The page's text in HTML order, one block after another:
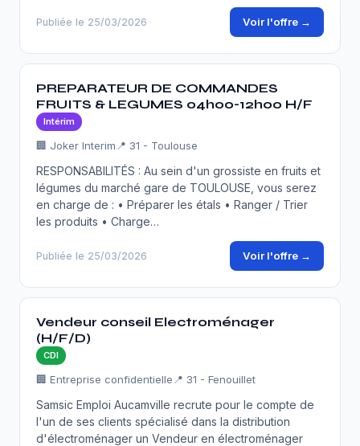
Publiée le 25/03/2026 Voir l'offre →
PREPARATEUR DE COMMANDES
FRUITS & LEGUMES 04h00-12h00 H/F
Intérim
🏢 Joker Interim 📍 31 - Toulouse
RESPONSABILITÉS : Au sein d'un grossiste en fruits et
légumes du marché gare de TOULOUSE, vous serez
en charge de : • Préparer les étals • Ranger / Trier
les produits • Charge…
Publiée le 25/03/2026 Voir l'offre →
Vendeur conseil Electroménager
(H/F/D)
CDI
🏢 Entreprise confidentielle 📍 31 - Fenouillet
Samsic Emploi Aucamville recrute pour le compte de
l'un de ses clients spécialisé dans la distribution
d'électroménager un Vendeur en électroménager